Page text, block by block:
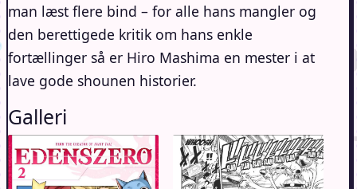
man læst flere bind – for alle hans mangler og
den berettigede kritik om hans enkle
fortællinger så er Hiro Mashima en mester i at
lave gode shounen historier.
Galleri